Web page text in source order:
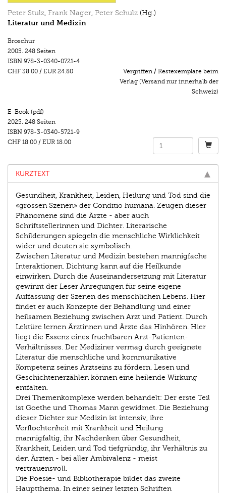
Peter Stulz, Frank Nager, Peter Schulz (Hg.)
Literatur und Medizin
Broschur
2005. 248 Seiten
ISBN 978-3-0340-0721-4
CHF 38.00 / EUR 24.80
Vergriffen / Restexemplare beim
Verlag (Versand nur innerhalb der
Schweiz)
E-Book (pdf)
2025. 248 Seiten
ISBN 978-3-0340-5721-9
CHF 18.00 / EUR 18.00
KURZTEXT
Gesundheit, Krankheit, Leiden, Heilung und Tod sind die
«grossen Szenen» der Conditio humana. Zeugen dieser
Phänomene sind die Ärzte - aber auch
Schriftstellerinnen und Dichter. Literarische
Schilderungen spiegeln die menschliche Wirklichkeit
wider und deuten sie symbolisch.
Zwischen Literatur und Medizin bestehen mannigfache
Interaktionen. Dichtung kann auf die Heilkunde
einwirken. Durch die Auseinandersetzung mit Literatur
gewinnt der Leser Anregungen für seine eigene
Auffassung der Szenen des menschlichen Lebens. Hier
findet er auch Konzepte der Behandlung und einer
heilsamen Beziehung zwischen Arzt und Patient. Durch
Lektüre lernen Ärztinnen und Ärzte das Hinhören. Hier
liegt die Essenz eines fruchtbaren Arzt-Patienten-
Verhältnisses. Der Mediziner vermag durch geeignete
Literatur die menschliche und kommunikative
Kompetenz seines Arztseins zu fördern. Lesen und
Geschichtenerzählen können eine heilende Wirkung
entfalten.
Drei Themenkomplexe werden behandelt: Der erste Teil
ist Goethe und Thomas Mann gewidmet. Die Beziehung
dieser Dichter zur Medizin ist intensiv, ihre
Verflochtenheit mit Krankheit und Heilung
mannigfaltig, ihr Nachdenken über Gesundheit,
Krankheit, Leiden und Tod tiefgründig, ihr Verhältnis zu
den Ärzten - bei aller Ambivalenz - meist
vertrauensvoll.
Die Poesie- und Bibliotherapie bildet das zweite
Hauptthema. In einer seiner letzten Schriften